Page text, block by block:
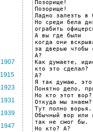
1907
1915
1923
1931
1939
1947
Позорище!
Позорище!
Ладно залезть в
Но среди бела
ограбить
А вы где были
когда они
за дверью чтобы
А?
Как думаете,
кто это сделал?
А?
Я так думаю,
Понятно дело,
Но кто этот вор?
Откуда мы знаем?
Тут полно ворья.
Обычный вор или
так не смог бы.
Но кто? А?